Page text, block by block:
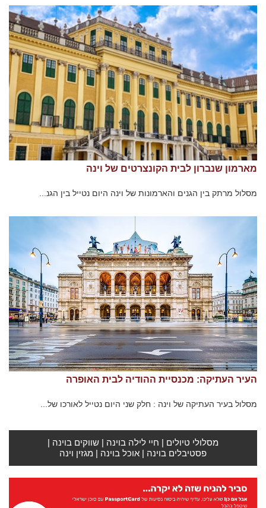
מארמון שנברון לבית הקונצרטים של וינה
מסלול מרתק בין הגנים והארמונות של וינה היום נטייל בין הגנ...
העיר העתיקה: מכנסיית ההודיה לבית האופרה
מסלול בעיר העתיקה של וינה : חלק שני היום נטייל לאורכו של...
מסלולי טיולים | חיי לילה בוינה | שווקים בוינה |
פסטיבלים בוינה | אוכל בוינה | מגזין וינה